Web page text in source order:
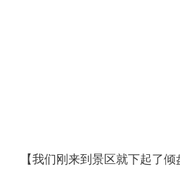
【我们刚来到景区就下起了倾